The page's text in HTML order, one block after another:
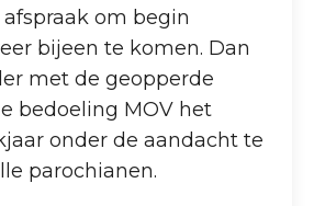
om begin
bijeen te komen. Dan
met de geopperde
bedoeling MOV het
onder de aandacht te
parochianen.